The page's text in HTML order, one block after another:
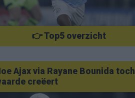
👉 Top5 overzicht
Ajax via Rayane Bounida toch
creëert